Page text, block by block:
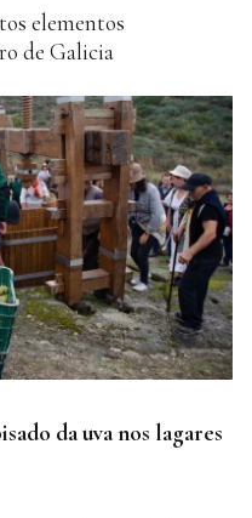
elementos
de Galicia
da uva nos lagares